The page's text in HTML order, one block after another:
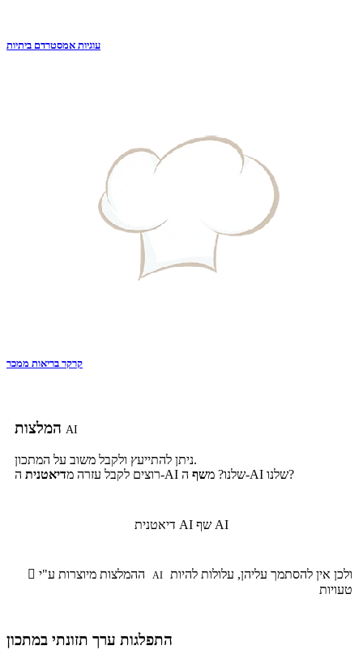
עוגיות אמסטרדם ביתיות
קרקר בריאות ממכר
AI
ניתן להתייעץ ולקבל משוב על המתכון.
רוצים לקבל עזרה מדיאטנית ה-AI שלנו? משף ה-AI שלנו?
דיאטנית AI שף AI
 AI
טעויות
התפלגות ערך תזונתי במתכון